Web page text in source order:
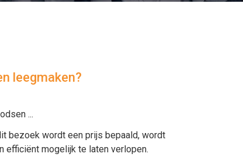
leegmaken?
...
bezoek wordt een prijs bepaald, wordt
efficiënt mogelijk te laten verlopen.